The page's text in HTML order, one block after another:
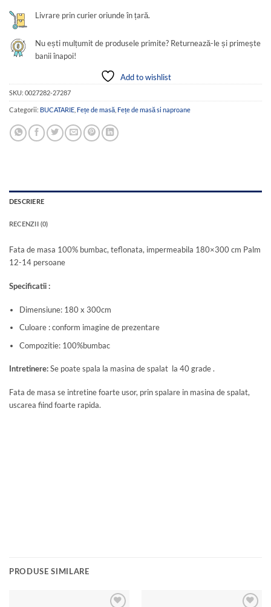
Livrare prin curier oriunde în țară.
Nu ești mulțumit de produsele primite? Returnează-le și primește
banii înapoi!
Add to wishlist
SKU: 0027282-27287
Categorii: BUCATARIE Fețe de masă Fețe de masă si naproane
DESCRIERE
RECENZII (0)
Fata de masa 100% bumbac, teflonata, impermeabila 180×300 cm Palm
12-14 persoane
Specificatii :
Dimensiune: 180 x 300cm
Culoare : conform imagine de prezentare
Compozitie: 100%bumbac
Intretinere: Se poate spala la masina de spalat la 40 grade .
Fata de masa se intretine foarte usor, prin spalare in masina de spalat,
uscarea fiind foarte rapida.
PRODUSE SIMILARE